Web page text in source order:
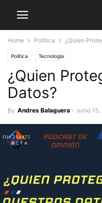
Home Política ¿Quien
Política Tecnología
¿Quien
Datos?
By Andres Balaguera - junio